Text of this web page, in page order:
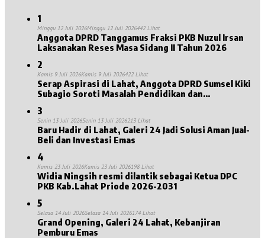
1
Minggu 12 Juli 2026Minggu 12 Juli 2026442 Lihat
Anggota DPRD Tanggamus Fraksi PKB Nuzul Irsan
Laksanakan Reses Masa Sidang II Tahun 2026
2
Kamis 9 Juli 2026Kamis 9 Juli 2026422 Lihat
Serap Aspirasi di Lahat, Anggota DPRD Sumsel Kiki
Subagio Soroti Masalah Pendidikan dan
3
Senin 13 Juli 2026Senin 13 Juli 2026213 Lihat
Baru Hadir di Lahat, Galeri 24 Jadi Solusi Aman Jual-
Beli dan Investasi Emas
4
Kamis 23 Juli 2026Kamis 23 Juli 2026198 Lihat
Widia Ningsih resmi dilantik sebagai Ketua DPC
PKB Kab.Lahat Priode 2026-2031
5
Selasa 14 Juli 2026Selasa 14 Juli 2026174 Lihat
Grand Opening, Galeri 24 Lahat, Kebanjiran
Pemburu Emas